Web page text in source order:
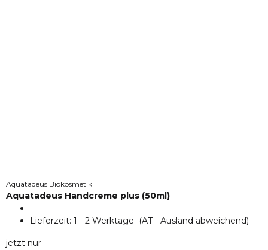
Aquatadeus Biokosmetik
Aquatadeus Handcreme plus (50ml)
Lieferzeit: 1 - 2 Werktage (AT - Ausland abweichend)
jetzt nur